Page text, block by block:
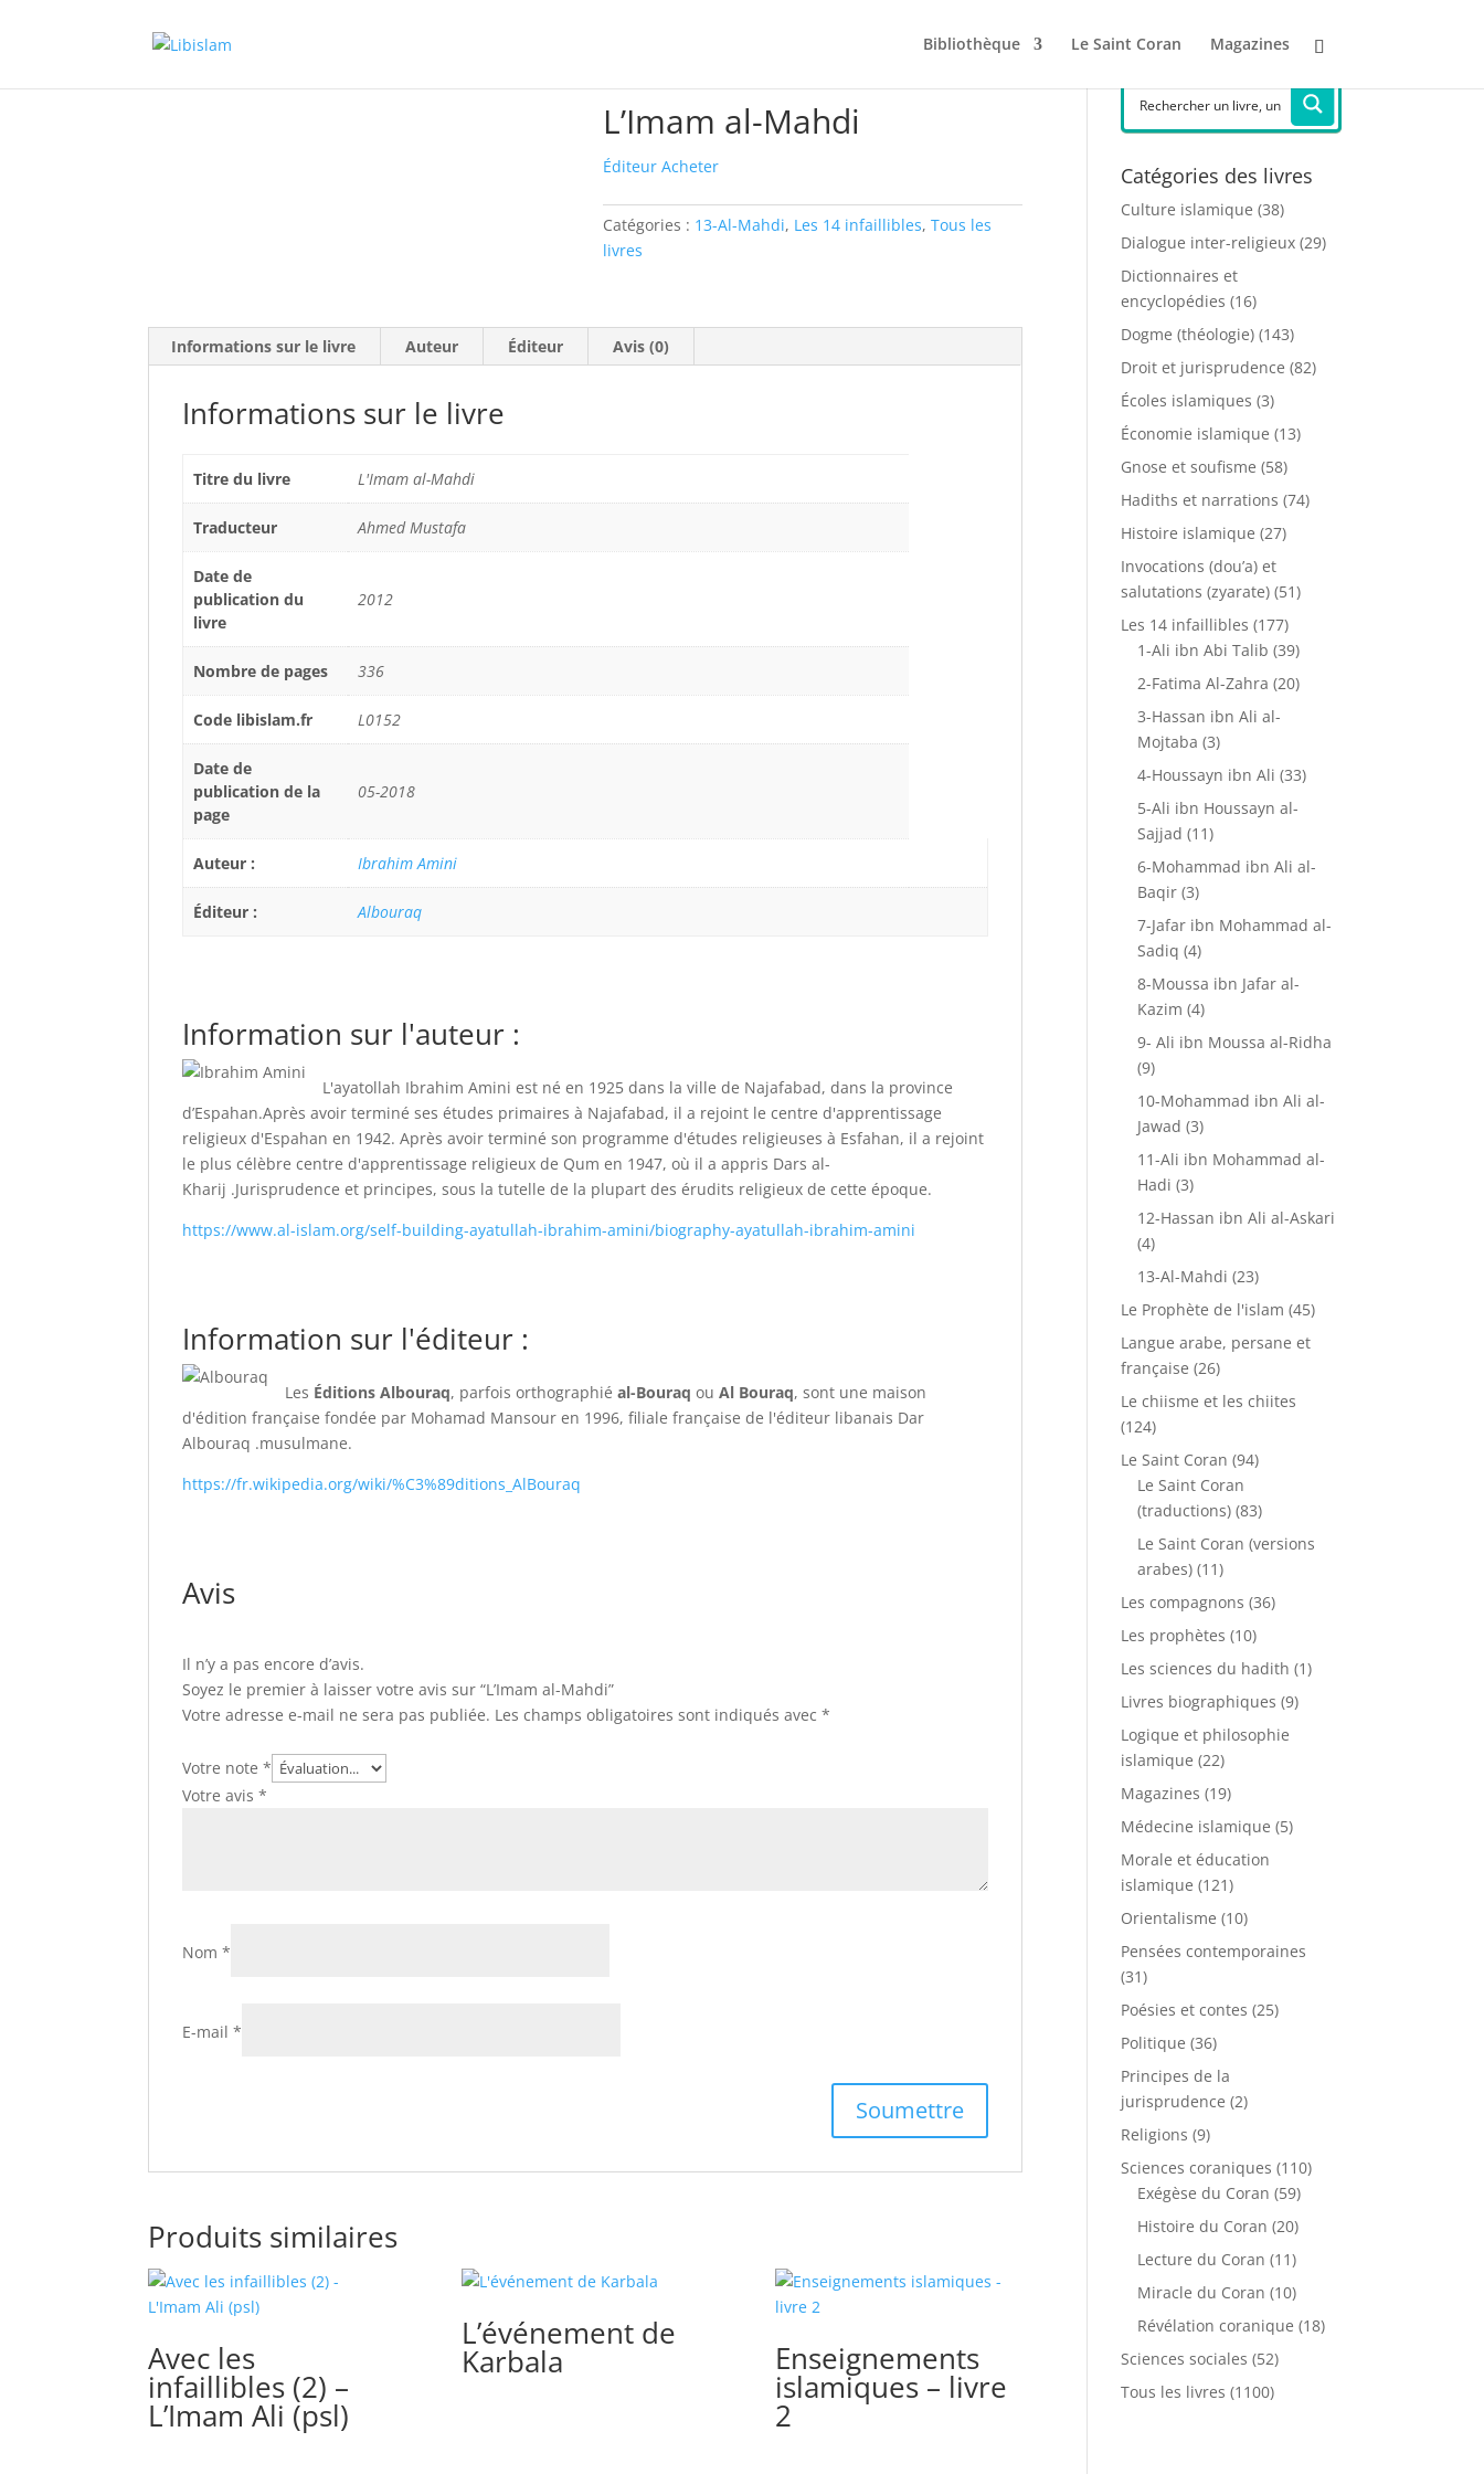
Bibliothèque Le Saint Coran
Magazines
L’Imam al-Mahdi
Éditeur Acheter
Catégories : 13-Al-Mahdi, Les 14 infaillibles,Tous les
livres
Informations sur le livre Auteur Éditeur Avis (0)
Informations sur le livre
Titre du livre L'Imam al-Mahdi
Traducteur Ahmed Mustafa
Date de
publication du
livre
2012
Nombre de pages 336
Code libislam.fr L0152
Date de
publication de la
page
05-2018
Auteur : Ibrahim Amini
Éditeur : Albouraq
Information sur l'auteur :
L'ayatollah Ibrahim Amini est né en 1925 dans la ville de Najafabad, dans la province
d’Espahan.Après avoir terminé ses études primaires à Najafabad, il a rejoint le centre d'apprentissage
religieux d'Espahan en 1942. Après avoir terminé son programme d'études religieuses à Esfahan, il a rejoint
le plus célèbre centre d'apprentissage religieux de Qum en 1947, où il a appris Dars al-
Kharij .Jurisprudence et principes, sous la tutelle de la plupart des érudits religieux de cette époque.
https://www.al-islam.org/self-building-ayatullah-ibrahim-amini/biography-ayatullah-ibrahim-amini
Information sur l'éditeur :
Les Éditions Albouraq, parfois orthographiéal-Bouraq ouAl Bouraq, sont une maison
d'édition française fondée par Mohamad Mansour en 1996, filiale française de l'éditeur libanais Dar
Albouraq .musulmane.
https://fr.wikipedia.org/wiki/%C3%89ditions_AlBouraq
Avis
Il n’y a pas encore d’avis.
Soyez le premier à laisser votre avis sur “L’Imam al-Mahdi”
Votre adresse e-mail ne sera pas publiée. Les champs obligatoires sont indiqués avec*
Votre note*
Votre avis*
Nom*
E-mail*
Produits similaires
Avec les
infaillibles (2) –
L’Imam Ali (psl)
L’événement de
Karbala Enseignements
islamiques – livre
2
Catégories des livres
Culture islamique (38)
Dialogue inter-religieux (29)
Dictionnaires et
encyclopédies (16)
Dogme (théologie) (143)
Droit et jurisprudence (82)
Écoles islamiques (3)
Économie islamique (13)
Gnose et soufisme (58)
Hadiths et narrations (74)
Histoire islamique (27)
Invocations (dou’a) et
salutations (zyarate) (51)
Les 14 infaillibles (177)
1-Ali ibn Abi Talib (39)
2-Fatima Al-Zahra (20)
3-Hassan ibn Ali al-
Mojtaba (3)
4-Houssayn ibn Ali (33)
5-Ali ibn Houssayn al-
Sajjad (11)
6-Mohammad ibn Ali al-
Baqir (3)
7-Jafar ibn Mohammad al-
Sadiq (4)
8-Moussa ibn Jafar al-
Kazim (4)
9- Ali ibn Moussa al-Ridha
(9)
10-Mohammad ibn Ali al-
Jawad (3)
11-Ali ibn Mohammad al-
Hadi (3)
12-Hassan ibn Ali al-Askari
(4)
13-Al-Mahdi (23)
Le Prophète de l'islam (45)
Langue arabe, persane et
française (26)
Le chiisme et les chiites
(124)
Le Saint Coran (94)
Le Saint Coran
(traductions) (83)
Le Saint Coran (versions
arabes) (11)
Les compagnons (36)
Les prophètes (10)
Les sciences du hadith (1)
Livres biographiques (9)
Logique et philosophie
islamique (22)
Magazines (19)
Médecine islamique (5)
Morale et éducation
islamique (121)
Orientalisme (10)
Pensées contemporaines
(31)
Poésies et contes (25)
Politique (36)
Principes de la
jurisprudence (2)
Religions (9)
Sciences coraniques (110)
Exégèse du Coran (59)
Histoire du Coran (20)
Lecture du Coran (11)
Miracle du Coran (10)
Révélation coranique (18)
Sciences sociales (52)
Tous les livres (1100)